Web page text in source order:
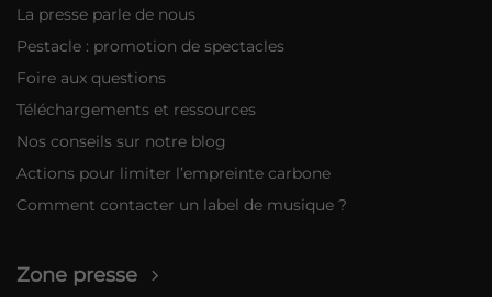
La presse parle de nous
Pestacle : promotion de spectacles
Foire aux questions
Téléchargements et ressources
Nos conseils sur notre blog
Actions pour limiter l’empreinte carbone
Comment contacter un label de musique ?
Zone presse